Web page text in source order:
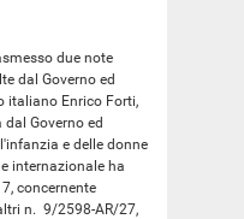
due note
dal Governo ed
italiano Enrico Forti,
Governo ed
e delle donne
internazionale ha
concernente
n. 9/2598-AR/27,